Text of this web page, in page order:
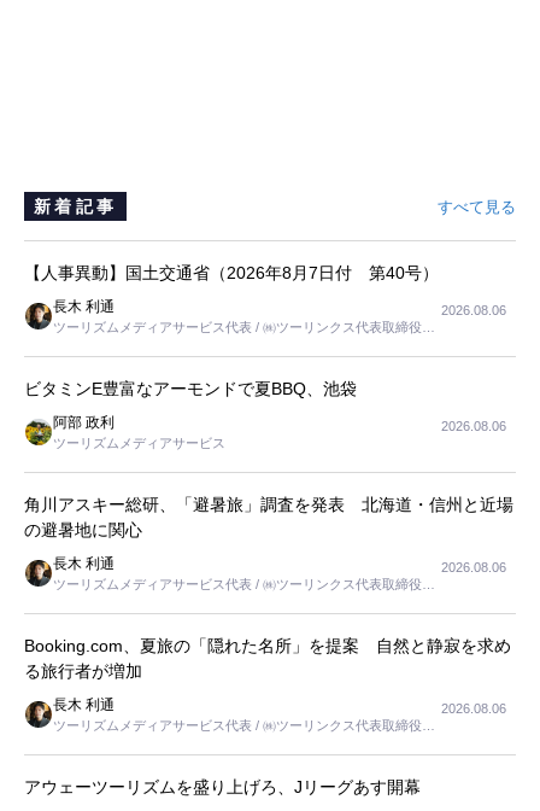
新着記事 すべて見る
【人事異動】国土交通省（2026年8月7日付 第40号）
長木 利通
ツーリズムメディアサービス代表 / ㈱ツーリンクス代表取締役社
2026.08.06
ビタミンE豊富なアーモンドで夏BBQ、池袋
阿部 政利
ツーリズムメディアサービス
2026.08.06
角川アスキー総研、「避暑旅」調査を発表 北海道・信州と近場
の避暑地に関心
長木 利通
ツーリズムメディアサービス代表 / ㈱ツーリンクス代表取締役社
2026.08.06
Booking.com、夏旅の「隠れた名所」を提案 自然と静寂を求め
る旅行者が増加
長木 利通
ツーリズムメディアサービス代表 / ㈱ツーリンクス代表取締役社
2026.08.06
アウェーツーリズムを盛り上げろ、Jリーグあす開幕